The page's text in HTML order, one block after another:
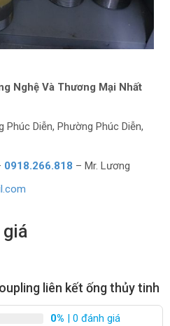
Nghệ Và Thương Mại Nhất
Diễn, Phường Phúc Diễn,
0918.266.818 – Mr. Lương
giá
liên kết ống thủy tinh
0% | 0 đánh giá